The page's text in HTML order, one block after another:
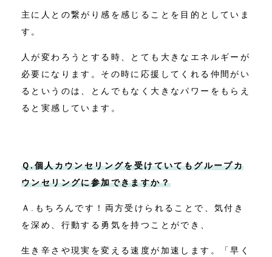
主に人との繋がり感を感じることを目的としていま
す。
人が変わろうとする時、とても大きなエネルギーが
必要になります。その時に応援してくれる仲間がい
るというのは、とんでもなく大きなパワーをもらえ
ると実感しています。
Ｑ.個人カウンセリングを受けていてもグループカ
ウンセリングに参加できますか？
Ａ.もちろんです！両方受けられることで、気付き
を深め、行動する勇気を持つことができ、
生き辛さや現実を変える速度が加速します。「早く